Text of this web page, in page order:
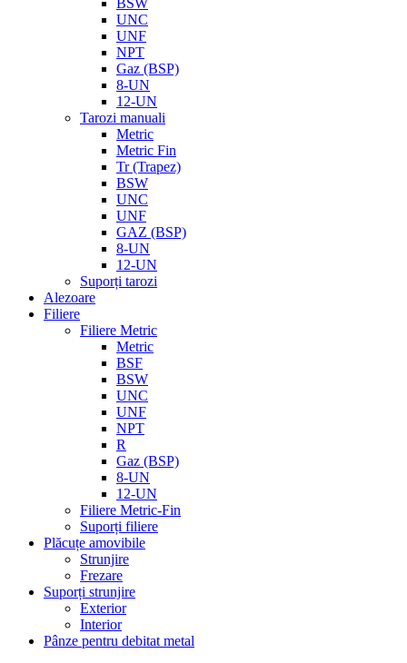
BSW
UNC
UNF
NPT
Gaz (BSP)
8-UN
12-UN
Tarozi manuali
Metric
Metric Fin
Tr (Trapez)
BSW
UNC
UNF
GAZ (BSP)
8-UN
12-UN
Suporți tarozi
Alezoare
Filiere
Filiere Metric
Metric
BSF
BSW
UNC
UNF
NPT
R
Gaz (BSP)
8-UN
12-UN
Filiere Metric-Fin
Suporți filiere
Plăcuțe amovibile
Strunjire
Frezare
Suporți strunjire
Exterior
Interior
Pânze pentru debitat metal